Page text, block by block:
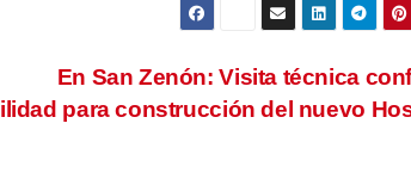
En San Zenón: Visita técnica
para construcción del nuevo